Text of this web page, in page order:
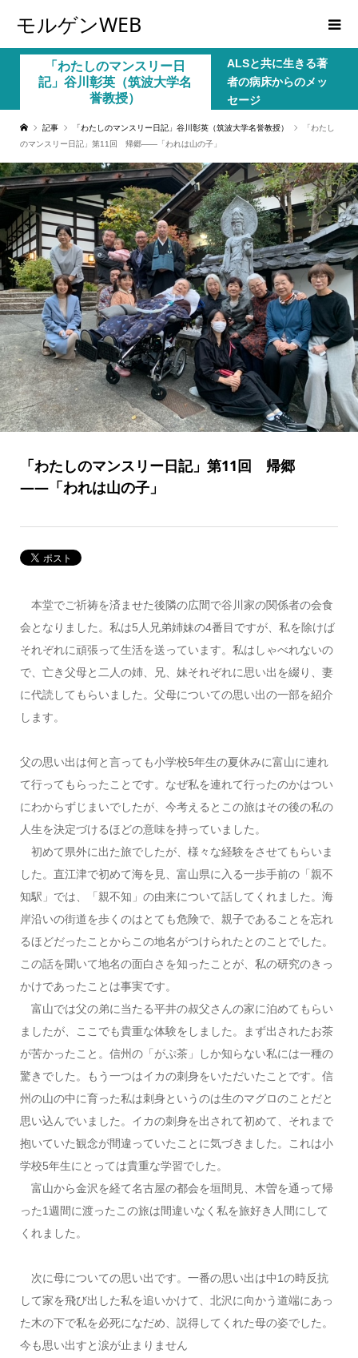
モルゲンWEB
「わたしのマンスリー日
記」谷川彰英（筑波大学名
誉教授）
ALSと共に生きる著
者の病床からのメッ
セージ
記事 「わたしのマンスリー日記」谷川彰英（筑波大学名誉教授）
「わたし
のマンスリー日記」第11回 帰郷――「われは山の子」
「わたしのマンスリー日記」第11回 帰郷
――「われは山の子」
本堂でご祈祷を済ませた後隣の広間で谷川家の関係者の会食
会となりました。私は5人兄弟姉妹の4番目ですが、私を除けば
それぞれに頑張って生活を送っています。私はしゃべれないの
で、亡き父母と二人の姉、兄、妹それぞれに思い出を綴り、妻
に代読してもらいました。父母についての思い出の一部を紹介
します。
父の思い出は何と言っても小学校5年生の夏休みに富山に連れ
て行ってもらったことです。なぜ私を連れて行ったのかはつい
にわからずじまいでしたが、今考えるとこの旅はその後の私の
人生を決定づけるほどの意味を持っていました。
初めて県外に出た旅でしたが、様々な経験をさせてもらいま
した。直江津で初めて海を見、富山県に入る一歩手前の「親不
知駅」では、「親不知」の由来について話してくれました。海
岸沿いの街道を歩くのはとても危険で、親子であることを忘れ
るほどだったことからこの地名がつけられたとのことでした。
この話を聞いて地名の面白さを知ったことが、私の研究のきっ
かけであったことは事実です。
富山では父の弟に当たる平井の叔父さんの家に泊めてもらい
ましたが、ここでも貴重な体験をしました。まず出されたお茶
が苦かったこと。信州の「がぷ茶」しか知らない私には一種の
驚きでした。もう一つはイカの刺身をいただいたことです。信
州の山の中に育った私は刺身というのは生のマグロのことだと
思い込んでいました。イカの刺身を出されて初めて、それまで
抱いていた観念が間違っていたことに気づきました。これは小
学校5年生にとっては貴重な学習でした。
富山から金沢を経て名古屋の都会を垣間見、木曽を通って帰
った1週間に渡ったこの旅は間違いなく私を旅好き人間にして
くれました。
次に母についての思い出です。一番の思い出は中1の時反抗
して家を飛び出した私を追いかけて、北沢に向かう道端にあっ
た木の下で私を必死になだめ、説得してくれた母の姿でした。
今も思い出すと涙が止まりません